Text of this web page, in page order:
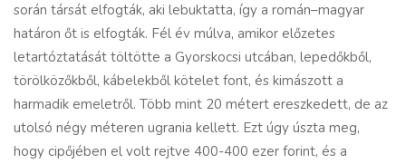
során társát elfogták, aki lebuktatta, így a román–magyar
határon őt is elfogták. Fél év múlva, amikor előzetes
letartóztatását töltötte a Gyorskocsi utcában, lepedőkből,
törölközőkből, kábelekből kötelet font, és kimászott a
harmadik emeletről. Több mint 20 métert ereszkedett, de az
utolsó négy méteren ugrania kellett. Ezt úgy úszta meg,
hogy cipőjében el volt rejtve 400-400 ezer forint, és a